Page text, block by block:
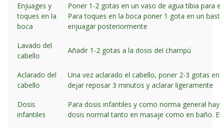
Enjuages y
toques en la
boca
Poner 1-2 gotas en un vaso de agua tibia para
Para toques en la boca poner 1 gota en un
enjuagar posteriormente
Lavado del
cabello
Añadir 1-2 gotas a la dosis del champú
Aclarado del
cabello
Una vez aclarado el cabello, poner 2-3 gotas
dejar reposar 3 minutos y aclarar ligeramente
Dosis
infantiles
Para dosis infantiles y como norma general
dosis normal tanto en masaje como en baño.